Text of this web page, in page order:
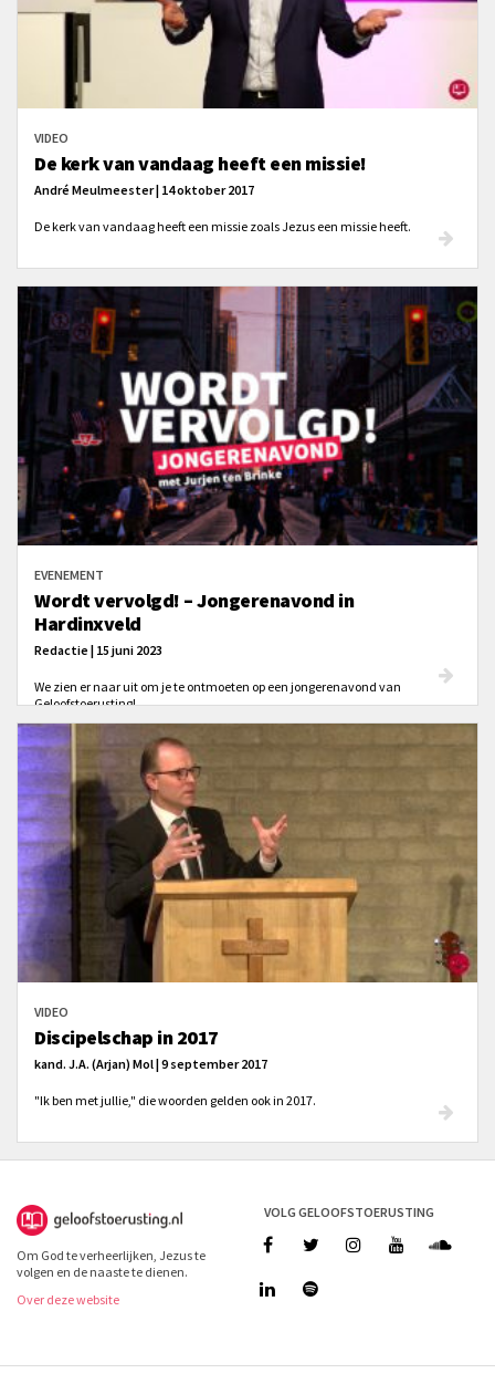
VIDEO
De kerk van vandaag heeft een missie!
André Meulmeester | 14 oktober 2017
De kerk van vandaag heeft een missie zoals Jezus een missie heeft.
EVENEMENT
Wordt vervolgd! – Jongerenavond in
Hardinxveld
Redactie | 15 juni 2023
We zien er naar uit om je te ontmoeten op een jongerenavond van
Geloofstoerusting!
VIDEO
Discipelschap in 2017
kand. J.A. (Arjan) Mol | 9 september 2017
"Ik ben met jullie," die woorden gelden ook in 2017.
Om God te verheerlijken, Jezus te
volgen en de naaste te dienen.
Over deze website
VOLG GELOOFSTOERUSTING